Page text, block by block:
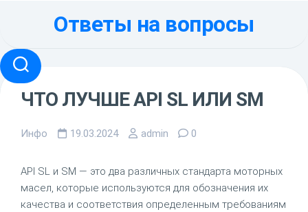
Ответы на вопросы
ЧТО ЛУЧШЕ API SL ИЛИ SM
Инфо 19.03.2024 admin 0
API SL и SM — это два различных стандарта моторных
масел, которые используются для обозначения их
качества и соответствия определенным требованиям